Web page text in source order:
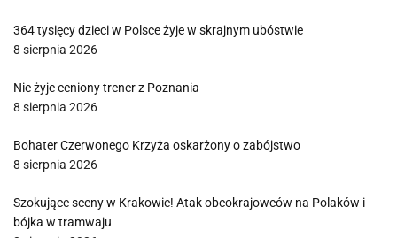
364 tysięcy dzieci w Polsce żyje w skrajnym ubóstwie
8 sierpnia 2026
Nie żyje ceniony trener z Poznania
8 sierpnia 2026
Bohater Czerwonego Krzyża oskarżony o zabójstwo
8 sierpnia 2026
Szokujące sceny w Krakowie! Atak obcokrajowców na Polaków i
bójka w tramwaju